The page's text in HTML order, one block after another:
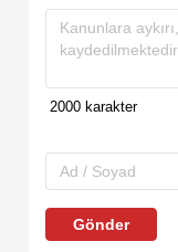
Gönder